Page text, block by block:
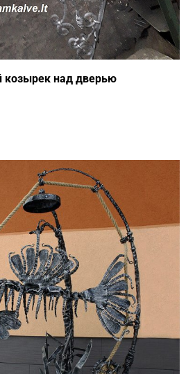
козырек над дверью